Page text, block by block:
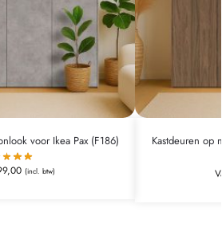
voor Ikea Pax (F186)
(incl. btw)
Kastdeuren op